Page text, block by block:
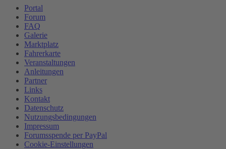
Portal
Forum
FAQ
Galerie
Marktplatz
Fahrerkarte
Veranstaltungen
Anleitungen
Partner
Links
Kontakt
Datenschutz
Nutzungsbedingungen
Impressum
Forumsspende per PayPal
Cookie-Einstellungen